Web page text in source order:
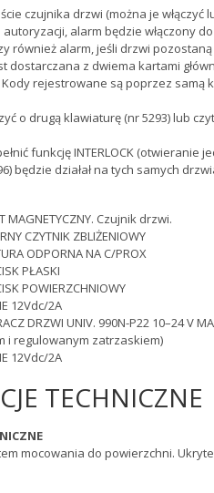
czujnika drzwi (można je włączyć
alarm będzie włączony
również alarm, jeśli drzwi
dostarczana z dwiema kartami
rejestrowane są poprzez samą
o drugą klawiaturę (nr 5293) lub
funkcję INTERLOCK
będzie działał na tych samych
MAGNETYCZNY. Czujnik drzwi.
CZYTNIK ZBLIŻENIOWY
ODPORNA NA C/PROX
PŁASKI
POWIERZCHNIOWY
12Vdc/2A
DRZWI UNIV. 990N-P22 10–24
i regulowanym zatrzaskiem)
12Vdc/2A
TECHNICZNE
mocowania do powierzchni.